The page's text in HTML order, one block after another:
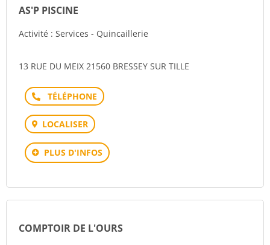
AS'P PISCINE
Activité : Services - Quincaillerie
13 RUE DU MEIX 21560 BRESSEY SUR TILLE
Téléphone
LOCALISER
PLUS D'INFOS
COMPTOIR DE L'OURS